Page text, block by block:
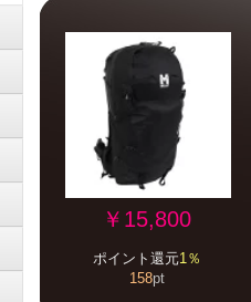
￥15,800
ポイント還元1％
158pt